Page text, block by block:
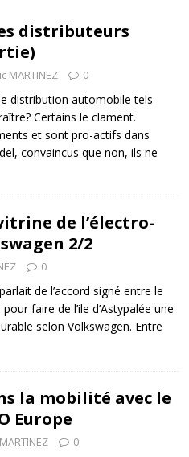
confiné! ACTUS
distributeurs
MARTINEZ 0
distribution automobile tels
Certains le clament.
et sont pro-actifs dans
convaincus que non, ils ne
de l’électro-
2/2
0
de l’accord signé entre le
faire de l’ile d’Astypalée une
selon Volkswagen. Entre
la mobilité avec le
Europe
0